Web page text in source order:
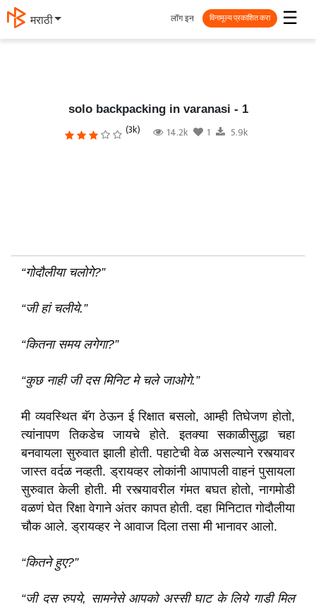
मराठी ☰
लॉग इन विनामूल्य प्रकाशित करा
solo backpacking in varanasi - 1
(3k) 14.2k 1 5.9k
“गोदौलीया चलोगे?”
“जी हां चलीये.”
“कितना समय लगेगा?”
“कुछ नाही जी दस मिनिट मे चले जाओगे.”
मी व्यवस्थित बॅग ठेऊन ई रिक्षात बसलो, आम्ही तिघेजण होतो,
त्यांनापण तिकडेच जायचे होते. इतक्या सकाळीसुद्धा चहा
बनवायला सुरुवात झाली होती. पहाटेची वेळ असल्याने रस्त्यावर
जास्त वर्दळ नव्हती. ड्रायव्हर लोकांनी आपापली वाहनं पुसायला
सुरुवात केली होती. मी रस्त्यावरील गंमत बघत होतो, नागमोडी
वळणं घेत रिक्षा वेगाने अंतर कापत होती. दहा मिनिटात गोदौलीया
चौक आले. ड्रायव्हर ने आवाज दिला तसा मी भानावर आलो.
“कितने हुए?”
“जी दस रुपये, सामनेसे आपको अस्सी घाट के लिये गाडी मिल